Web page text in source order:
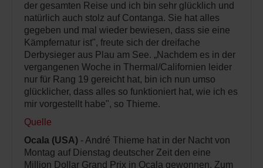
der gesamten Reise und ich bin sehr glücklich und
natürlich auch stolz auf Contanga. Sie hat alles
gegeben und mal wieder bewiesen, dass sie eine
Kämpfernatur ist", freute sich der dreifache
Derbysieger aus Plau am See. „Nachdem es in der
vergangenen Woche in Thermal/Californien leider
nur für Rang 19 gereicht hat, bin ich nun umso
glücklicher, dass alles so funktioniert hat, wie ich es
mir vorgestellt habe", so Thieme.
Quelle
Ocala (USA) - André Thieme hat in der Nacht von
Montag auf Dienstag deutscher Zeit den eine
Million Dollar Grand Prix in Ocala gewonnen. Zum